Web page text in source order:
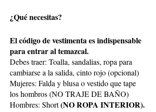
¿Qué necesitas?
El código de vestimenta es indispensable
para entrar al temazcal.
Debes traer: Toalla, sandalias, ropa para
cambiarse a la salida, cinto rojo (opcional)
Mujeres: Falda y blusa o vestido que tape
los hombros (NO TRAJE DE BAÑO)
Hombres: Short(NO ROPA INTERIOR).